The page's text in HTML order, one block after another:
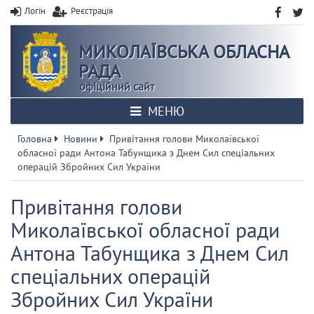
Логін Реєстрація
МИКОЛАЇВСЬКА ОБЛАСНА
РАДА
офіційний сайт
МЕНЮ
Головна Новини
Привітання голови Миколаївської
обласної ради Антона Табунщика з Днем Сил спеціальних
операцій Збройних Сил України
Привітання голови
Миколаївської обласної ради
Антона Табунщика з Днем Сил
спеціальних операцій
Збройних Сил України